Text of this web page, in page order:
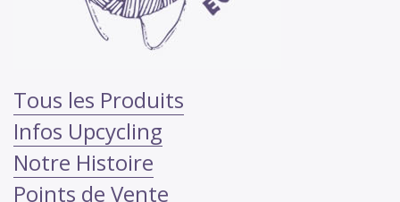
Tous les Produits
Infos Upcycling
Notre Histoire
Points de Vente